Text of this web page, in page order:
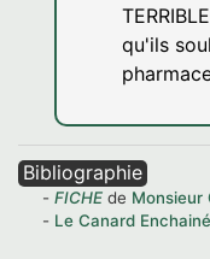
qu'ils
Bibliographie
FICHE de Monsieur
Le Canard Enchainé